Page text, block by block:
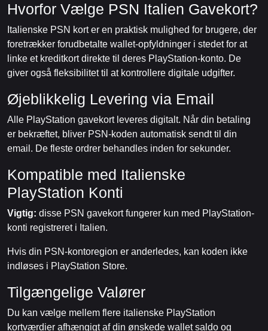
Hvorfor Vælge PSN Italien Gavekort?
Italienske PSN kort er en praktisk mulighed for brugere, der
foretrækker forudbetalte wallet-opfyldninger i stedet for at
linke et kreditkort direkte til deres PlayStation-konto. De
giver også fleksibilitet til at kontrollere digitale udgifter.
Øjeblikkelig Levering via Email
Alle PlayStation gavekort leveres digitalt. Når din betaling
er bekræftet, bliver PSN-koden automatisk sendt til din
email. De fleste ordrer behandles inden for sekunder.
Kompatible med Italienske
PlayStation Konti
Vigtig: disse PSN gavekort fungerer kun med PlayStation-
konti registreret i Italien.
Hvis din PSN-kontoregion er anderledes, kan koden ikke
indløses i PlayStation Store.
Tilgængelige Valører
Du kan vælge mellem flere italienske PlayStation
kortværdier afhængigt af din ønskede wallet saldo og